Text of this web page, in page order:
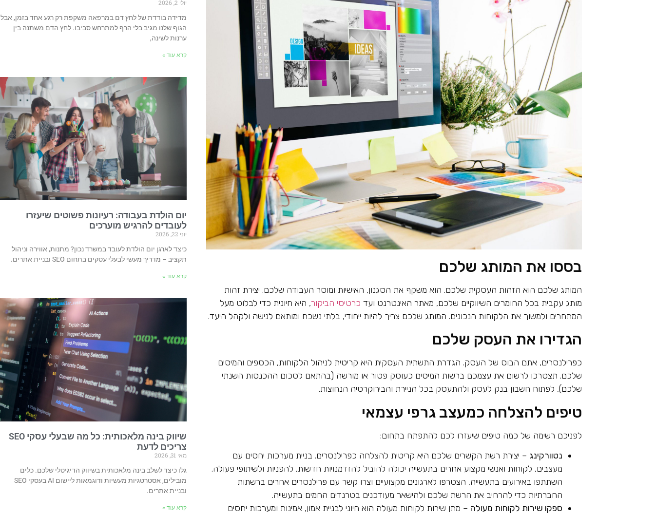
בססו את המותג שלכם
המותג שלכם הוא הזהות העסקית שלכם. הוא משקף את הסגנון, האישיות ומוסר העבודה שלכם. יצירת זהות
מותג עקבית בכל החומרים השיווקיים שלכם, מאתר האינטרנט ועד כרטיסי הביקור, היא חיונית כדי לבלוט מעל
המתחרים ולמשוך את הלקוחות הנכונים. המותג שלכם צריך להיות ייחודי, בלתי נשכח ומותאם לנישה ולקהל היעד.
הגדירו את העסק שלכם
כפרילנסרים, אתם הבוס של העסק. הגדרת התשתית העסקית היא קריטית לניהול הלקוחות, הכספים והמיסים
שלכם. תצטרכו לרשום את עצמכם ברשות המיסים כעוסק פטור או מורשה (בהתאם לסכום ההכנסות השנתי
שלכם), לפתוח חשבון בנק לעסק ולהתעסק בכל הניירת והבירוקרטיה הנחוצות.
טיפים להצלחה כמעצב גרפי עצמאי
לפניכם רשימה של כמה טיפים שיעזרו לכם להתפתח בתחום:
נטוורקינג – יצירת רשת הקשרים שלכם היא קריטית להצלחה כפרילנסרים. בניית מערכות יחסים עם
מעצבים, לקוחות ואנשי מקצוע אחרים בתעשייה יכולה להוביל להזדמנויות חדשות, להפניות ולשיתופי פעולה.
השתתפו באירועים בתעשייה, הצטרפו לארגונים מקצועיים וצרו קשר עם פרילנסרים אחרים ברשתות
החברתיות כדי להרחיב את הרשת שלכם ולהישאר מעודכנים בטרנדים החמים בתעשייה.
ספקו שירות לקוחות מעולה – מתן שירות לקוחות מעולה הוא חיוני לבניית אמון, אמינות ומערכות יחסים
יולי 2, 2026
מדידה בודדת של לחץ דם במרפאה משקפת רק רגע אחד בזמן, אבל
הגוף שלנו מגיב בלי הרף למתרחש סביבו. לחץ הדם משתנה בין
ערנות לשינה,
קרא עוד »
יום הולדת בעבודה: רעיונות פשוטים שיעזרו
לעובדים להרגיש מוערכים
יוני 22, 2026
כיצד לארגן יום הולדת לעובד במשרד נכון? מתנות, אווירה וניהול
תקציב – מדריך מעשי לבעלי עסקים בתחום SEO ובניית אתרים.
קרא עוד »
שיווק בינה מלאכותית: כל מה שבעלי עסקי SEO
צריכים לדעת
מאי 31, 2026
גלו כיצד לשלב בינה מלאכותית בשיווק הדיגיטלי שלכם. כלים
מובילים, אסטרטגיות מעשיות ודוגמאות ליישום AI בעסקי SEO
ובניית אתרים.
קרא עוד »